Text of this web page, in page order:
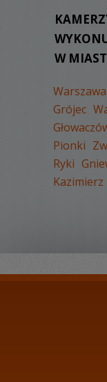
W
Warszawa
Grójec
Pionki
Ryki